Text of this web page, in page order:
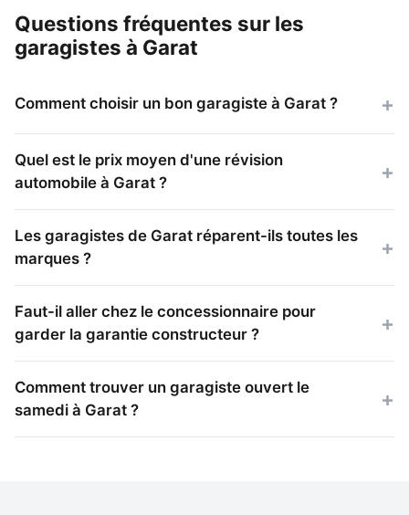
Questions fréquentes sur les
garagistes à Garat
Comment choisir un bon garagiste à Garat ?
Quel est le prix moyen d'une révision
automobile à Garat ?
Les garagistes de Garat réparent-ils toutes les
marques ?
Faut-il aller chez le concessionnaire pour
garder la garantie constructeur ?
Comment trouver un garagiste ouvert le
samedi à Garat ?